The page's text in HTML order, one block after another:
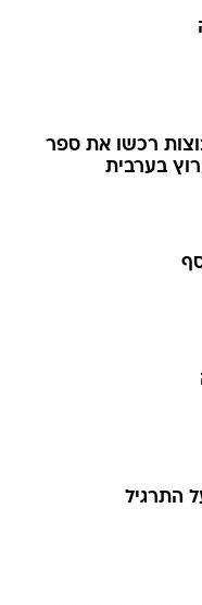
רכשו את ספר
בערבית
התרגיל